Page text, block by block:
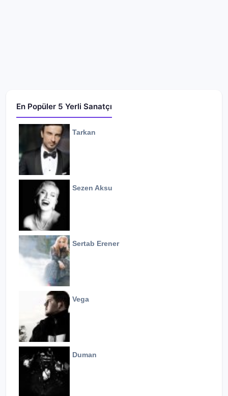
En Popüler 5 Yerli Sanatçı
Tarkan
Sezen Aksu
Sertab Erener
Vega
Duman